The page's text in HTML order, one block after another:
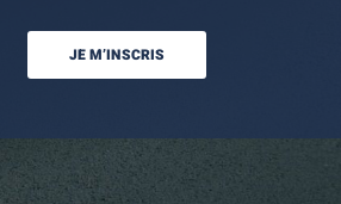
JE M’INSCRIS